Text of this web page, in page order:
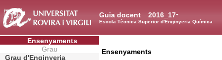
2016_17
Guia docent
Escola Tècnica Superior d'Enginyeria Química
Ensenyaments
Grau
Grau d'Enginyeria
Ensenyaments